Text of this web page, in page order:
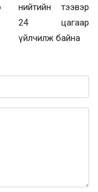
нийтийн тээвэр
24 цагаар
үйлчилж байна